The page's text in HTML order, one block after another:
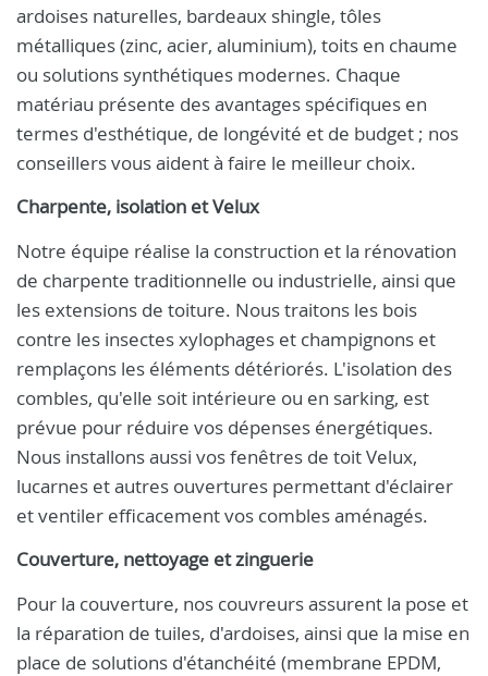
ardoises naturelles, bardeaux shingle, tôles
métalliques (zinc, acier, aluminium), toits en chaume
ou solutions synthétiques modernes. Chaque
matériau présente des avantages spécifiques en
termes d'esthétique, de longévité et de budget ; nos
conseillers vous aident à faire le meilleur choix.
Charpente, isolation et Velux
Notre équipe réalise la construction et la rénovation
de charpente traditionnelle ou industrielle, ainsi que
les extensions de toiture. Nous traitons les bois
contre les insectes xylophages et champignons et
remplaçons les éléments détériorés. L'isolation des
combles, qu'elle soit intérieure ou en sarking, est
prévue pour réduire vos dépenses énergétiques.
Nous installons aussi vos fenêtres de toit Velux,
lucarnes et autres ouvertures permettant d'éclairer
et ventiler efficacement vos combles aménagés.
Couverture, nettoyage et zinguerie
Pour la couverture, nos couvreurs assurent la pose et
la réparation de tuiles, d'ardoises, ainsi que la mise en
place de solutions d'étanchéité (membrane EPDM,